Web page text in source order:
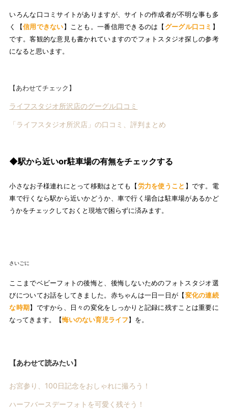
いろんな口コミサイトがありますが、サイトの作成者が不明な事も多
く【信用できない】ことも。一番信用できるのは【グーグル口コミ 】
です。客観的な意見も書かれていますのでフォトスタジオ探しの参考
になると思います。
【あわせてチェック】
ライフスタジオ所沢店のグーグル口コミ
「ライフスタジオ所沢店」の口コミ、評判まとめ
◆駅から近いor駐車場の有無をチェックする
小さなお子様連れにとって移動はとても【労力を使うこと 】です。電
車で行くなら駅から近いかどうか、車で行く場合は駐車場があるかど
うかをチェックしておくと現地で困らずに済みます。
さいごに
ここまでベビーフォトの後悔と、後悔しないためのフォトスタジオ選
びについてお話をしてきました。赤ちゃんは一日一日が【変化の連続
な時期】ですから、日々の変化をしっかりと記録に残すことは重要に
なってきます。【悔いのない育児ライフ】を。
【あわせて読みたい】
お宮参り、100日記念をおしゃれに撮ろう！
ハーフバースデーフォトを可愛く残そう！